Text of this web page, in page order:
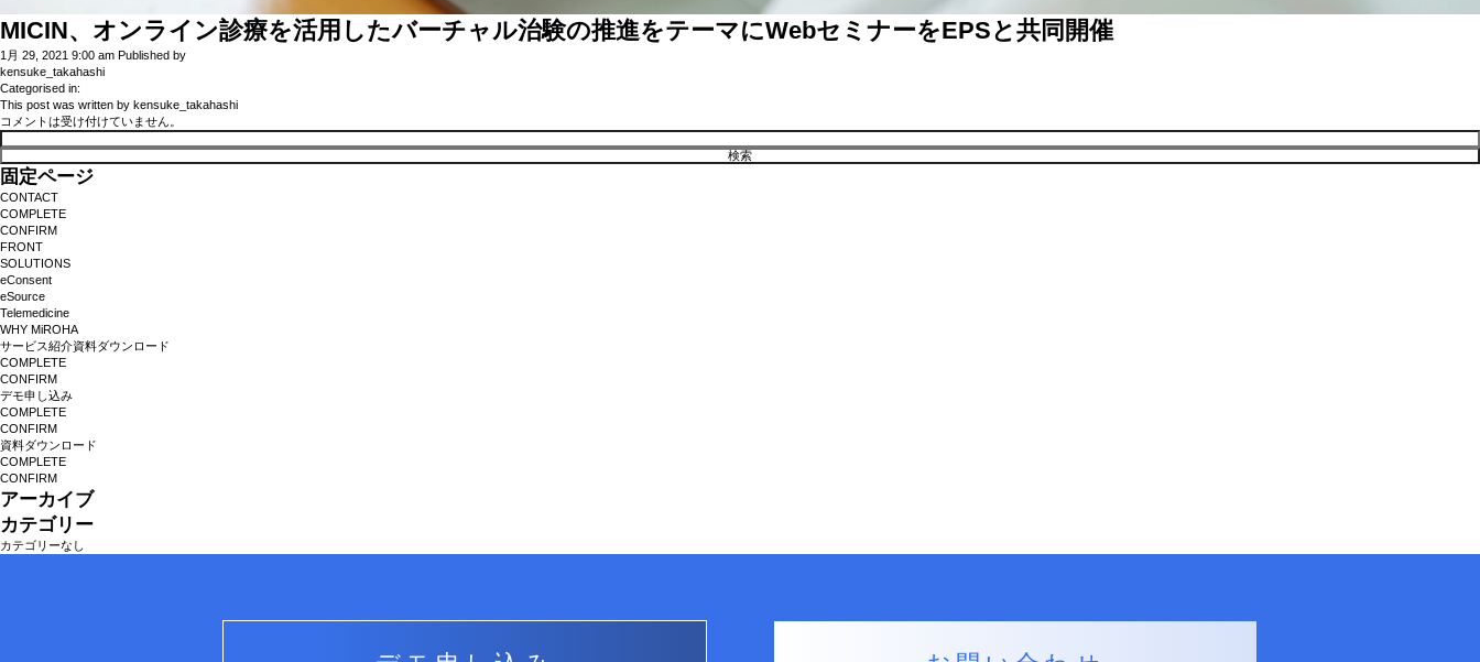
MICIN、オンライン診療を活用したバーチャル治験の推進をテーマにWebセミナーをEPSと共同開催
1月 29, 2021 9:00 am Published by
kensuke_takahashi
Categorised in:
This post was written by kensuke_takahashi
コメントは受け付けていません。
検
索:
固定ページ
CONTACT
COMPLETE
CONFIRM
FRONT
SOLUTIONS
eConsent
eSource
Telemedicine
WHY MiROHA
サービス紹介資料ダウンロード
COMPLETE
CONFIRM
デモ申し込み
COMPLETE
CONFIRM
資料ダウンロード
COMPLETE
CONFIRM
アーカイブ
カテゴリー
カテゴリーなし